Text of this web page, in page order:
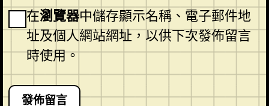
在瀏覽器中儲存顯示名稱、電子郵件地
址及個人網站網址，以供下次發佈留言
時使用。